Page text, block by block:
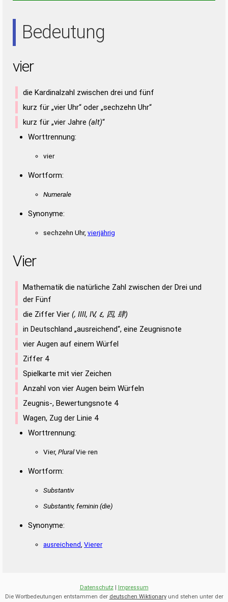
Bedeutung
vier
die Kardinalzahl zwischen drei und fünf
kurz für „vier Uhr“ oder „sechzehn Uhr“
kurz für „vier Jahre (alt)“
Worttrennung:
vier
Wortform:
Numerale
Synonyme:
sechzehn Uhr, vierjährig
Vier
Mathematik die natürliche Zahl zwischen der Drei und
der Fünf
die Ziffer Vier
(, IIII, IV, ٤, 四, 肆)
in Deutschland „ausreichend“, eine Zeugnisnote
vier Augen auf einem Würfel
Ziffer 4
Spielkarte mit vier Zeichen
Anzahl von vier Augen beim Würfeln
Zeugnis-, Bewertungsnote 4
Wagen, Zug der Linie 4
Worttrennung:
Vier, PluralVie·ren
Wortform:
Substantiv
Substantiv, feminin(die)
Synonyme:
ausreichend Vierer
Datenschutz| Impressum
Die Wortbedeutungen entstammen der deutschen Wiktionaryund stehen unter der